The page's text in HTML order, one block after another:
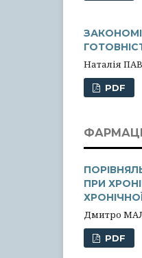
Наталія
PDF
ПРИ
Дмитро
PDF